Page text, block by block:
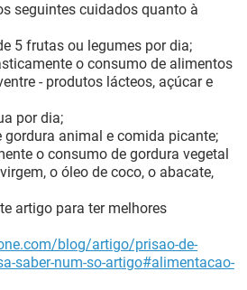
seguintes cuidados quanto à
5 frutas ou legumes por dia;
o consumo de alimentos
- produtos lácteos, açúcar e
por dia;
animal e comida picante;
o consumo de gordura vegetal
o óleo de coco, o abacate,
artigo para ter melhores
blog/artigo/prisao-de-
saber-num-so-artigo#alimentacao-